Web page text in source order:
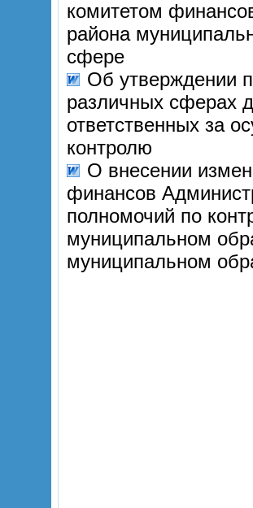
комитетом
района
сфере
Об утверждении
различных сферах
ответственных за
контролю
О внесении
финансов
полномочий по
муниципальном
муниципальном